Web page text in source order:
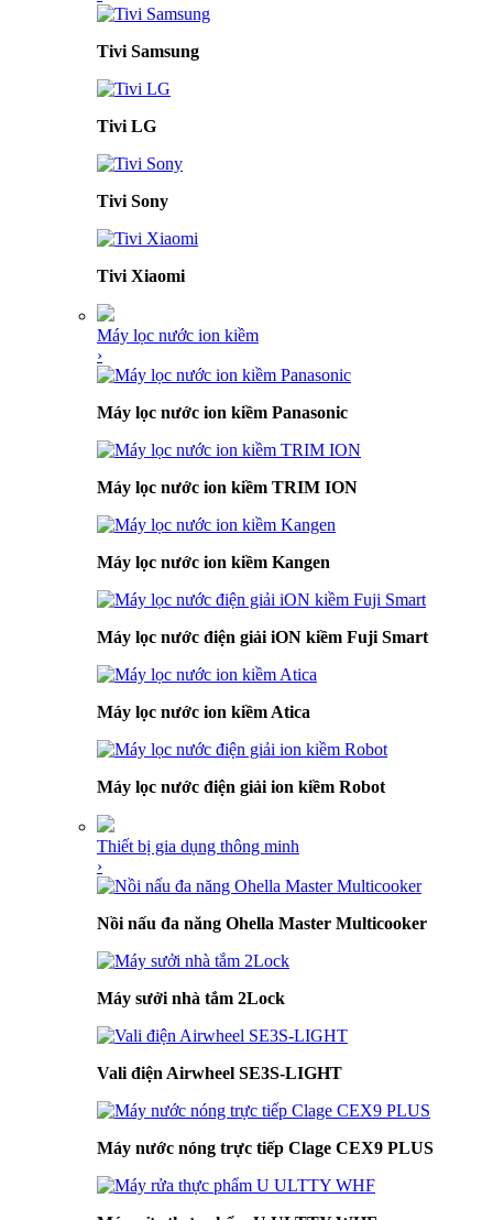
Tivi Samsung
Tivi LG
Tivi Sony
Tivi Xiaomi
Máy lọc nước ion kiềm
›
Máy lọc nước ion kiềm Panasonic
Máy lọc nước ion kiềm TRIM ION
Máy lọc nước ion kiềm Kangen
Máy lọc nước điện giải iON kiềm Fuji Smart
Máy lọc nước ion kiềm Atica
Máy lọc nước điện giải ion kiềm Robot
Thiết bị gia dụng thông minh
›
Nồi nấu đa năng Ohella Master Multicooker
Máy sưởi nhà tắm 2Lock
Vali điện Airwheel SE3S-LIGHT
Máy nước nóng trực tiếp Clage CEX9 PLUS